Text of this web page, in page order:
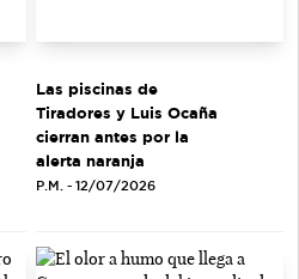
Las piscinas de
Tiradores y Luis Ocaña
cierran antes por la
alerta naranja
P.M. - 12/07/2026